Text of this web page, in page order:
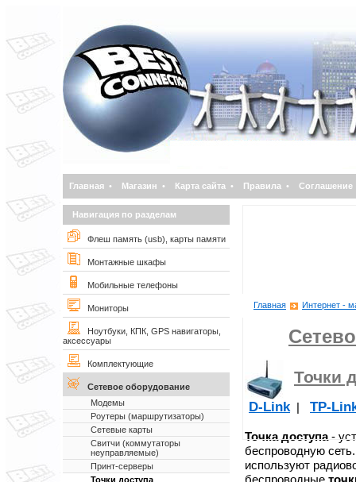
Главная • Магазин • Карта сайта • Правила • Соглашение
Навигация по разделам
Флеш память (usb), карты памяти
Монтажные шкафы
Мобильные телефоны
Мониторы
Ноутбуки, КПК, GPS навигаторы,
аксессуары
Комплектующие
Сетевое оборудование
Модемы
Роутеры (маршрутизаторы)
Сетевые карты
Свитчи (коммутаторы
неуправляемые)
Принт-серверы
Точки доступа
Главная Интернет -
Точки
D-Link | TP-
Точка доступа -
беспроводную
используют
беспроводные